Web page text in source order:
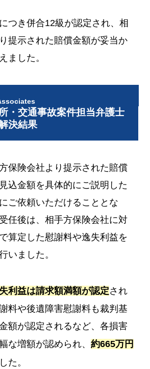
つき併合12級が認定され、相
提示された賠償金額が妥当か
ました。
・交通事故案件担当弁護士
決結果
保険会社より提示された賠償
込金額を具体的にご説明した
ご依頼いただけることとな
任後は、相手方保険会社に対
算定した慰謝料や逸失利益を
いました。
利益は請求額満額が認定され
料や後遺障害慰謝料も裁判基
額が認定されるなど、各損害
な増額が認められ、約665万円
た。